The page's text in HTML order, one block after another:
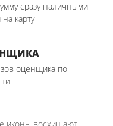
сразу наличными
карту
оценщика по